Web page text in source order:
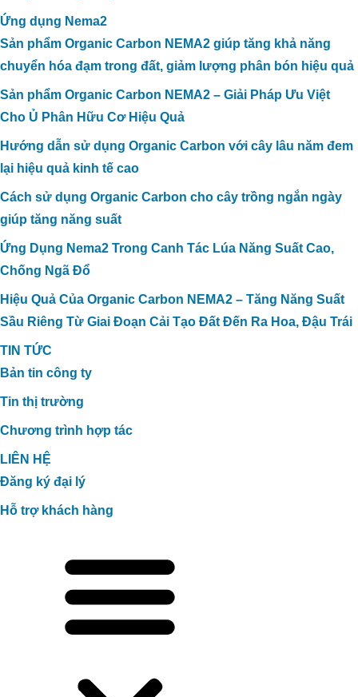
Ứng dụng Nema2
Sản phẩm Organic Carbon NEMA2 giúp tăng khả năng
chuyển hóa đạm trong đất, giảm lượng phân bón hiệu quả
Sản phẩm Organic Carbon NEMA2 – Giải Pháp Ưu Việt
Cho Ủ Phân Hữu Cơ Hiệu Quả
Hướng dẫn sử dụng Organic Carbon với cây lâu năm đem
lại hiệu quả kinh tế cao
Cách sử dụng Organic Carbon cho cây trồng ngắn ngày
giúp tăng năng suất
Ứng Dụng Nema2 Trong Canh Tác Lúa Năng Suất Cao,
Chống Ngã Đổ
Hiệu Quả Của Organic Carbon NEMA2 – Tăng Năng Suất
Sầu Riêng Từ Giai Đoạn Cải Tạo Đất Đến Ra Hoa, Đậu Trái
TIN TỨC
Bản tin công ty
Tin thị trường
Chương trình hợp tác
LIÊN HỆ
Đăng ký đại lý
Hỗ trợ khách hàng